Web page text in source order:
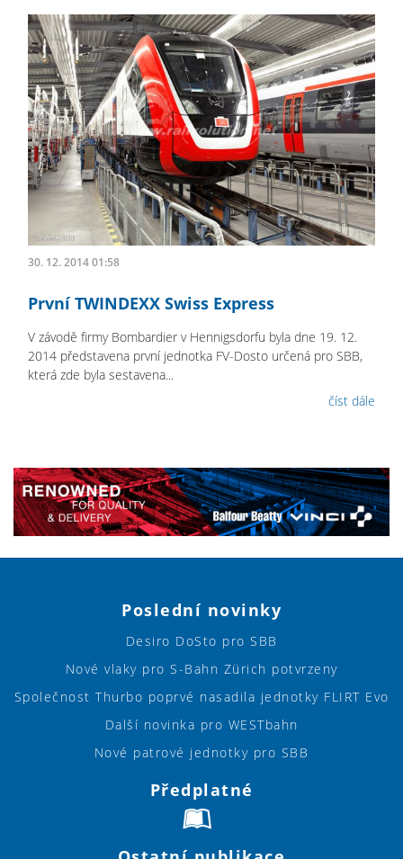
30. 12. 2014 01:58
První TWINDEXX Swiss Express
V závodě firmy Bombardier v Hennigsdorfu byla dne 19. 12.
2014 představena první jednotka FV-Dosto určená pro SBB,
která zde byla sestavena...
číst dále
Poslední novinky
Desiro DoSto pro SBB
Nové vlaky pro S-Bahn Zürich potvrzeny
Společnost Thurbo poprvé nasadila jednotky FLIRT Evo
Další novinka pro WESTbahn
Nové patrové jednotky pro SBB
Předplatné